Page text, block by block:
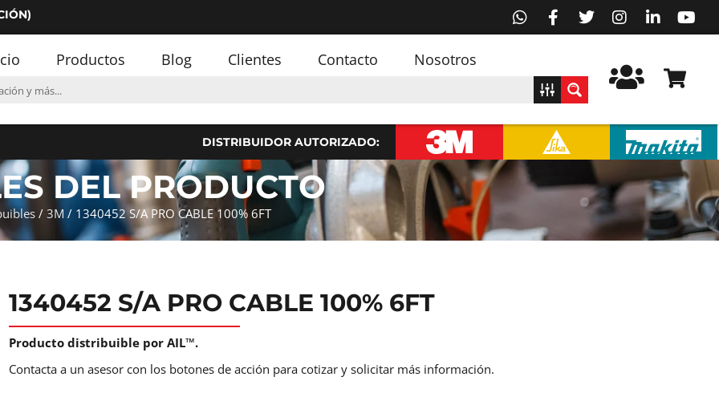
Productos Blog Clientes Contacto Nosotros
DISTRIBUIDOR AUTORIZADO:
DEL PRODUCTO
/ 3M / 1340452 S/A PRO CABLE 100% 6FT
1340452 S/A PRO CABLE 100% 6FT
Producto distribuible por AIL™.
Contacta a un asesor con los botones de acción para cotizar y solicitar más información.